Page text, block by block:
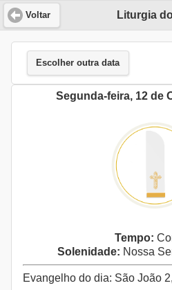
Liturgia
Voltar
Escolher outra data
Segunda-feira, 12 de
Tempo:
Solenidade: Nossa
Evangelho do dia: São João